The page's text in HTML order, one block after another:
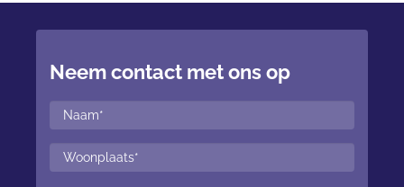
Neem contact met ons op